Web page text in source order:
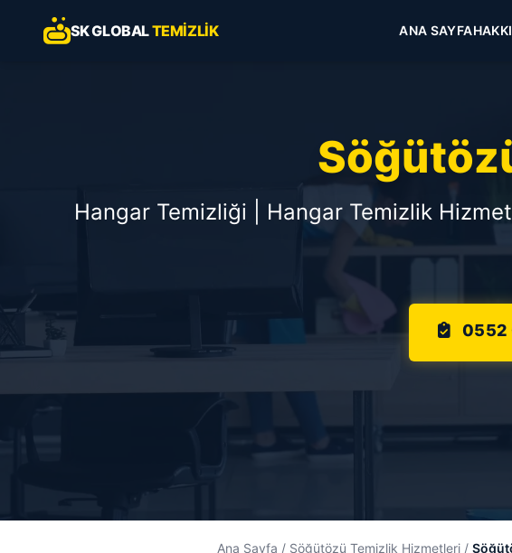
SK GLOBALTEMIZLIK ANA SAYFA
Hangar Temizliği | Hangar Temizlik
0552
Ana Sayfa / Söğütözü Temizlik Hizmetleri /